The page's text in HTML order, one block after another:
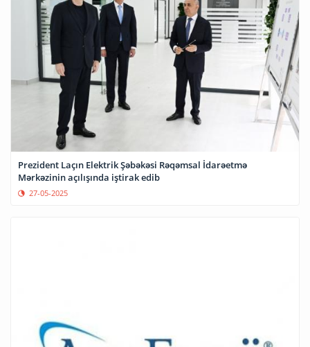
Prezident Laçın Elektrik Şəbəkəsi Rəqəmsal İdarəetmə
Mərkəzinin açılışında iştirak edib
27-05-2025